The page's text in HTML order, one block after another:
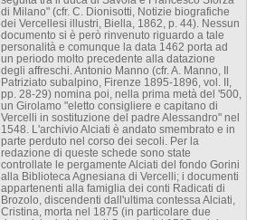
di Milano" (cfr. C. Dionisotti, Notizie biografiche
dei Vercellesi illustri, Biella, 1862, p. 44). Nessun
documento si è però rinvenuto riguardo a tale
personalità e comunque la data 1462 porta ad
un periodo molto precedente alla datazione
degli affreschi. Antonio Manno (cfr. A. Manno, Il
Patriziato subalpino, Firenze 1895-1896, vol. II,
pp. 28-29) nomina poi, nella prima metà del '500,
un Girolamo "eletto consigliere e capitano di
Vercelli in sostituzione del padre Alessandro" nel
1548. L'archivio Alciati è andato smembrato e in
parte perduto nel corso dei secoli. Per la
redazione di queste schede sono state
controllate le pergamente Alciati del fondo Gorini
alla Biblioteca Agnesiana di Vercelli; i documenti
appartenenti alla famiglia dei conti Radicati di
Brozolo, discendenti dall'ultima contessa Alciati,
Cristina, morta nel 1875 (in particolare due